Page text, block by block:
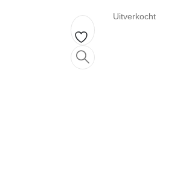
Toevoegen
Uitverkocht